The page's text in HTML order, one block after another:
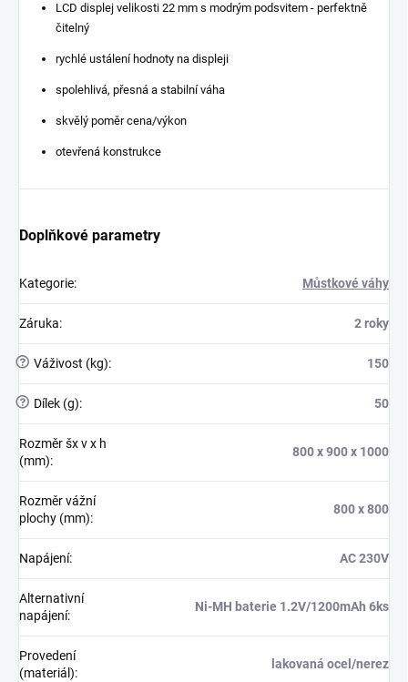
LCD displej velikosti 22 mm s modrým podsvitem - perfektně
čitelný
rychlé ustálení hodnoty na displeji
spolehlivá, přesná a stabilní váha
skvělý poměr cena/výkon
otevřená konstrukce
Doplňkové parametry
Kategorie: Můstkové váhy
Záruka: 2 roky
? Váživost (kg): 150
? Dílek (g): 50
Rozměr šx v x h
(mm):
800 x 900 x 1000
Rozměr vážní
plochy (mm):
800 x 800
Napájení: AC 230V
Alternativní
napájení:
Ni-MH baterie 1.2V/1200mAh 6ks
Provedení
(materiál):
lakovaná ocel/nerez